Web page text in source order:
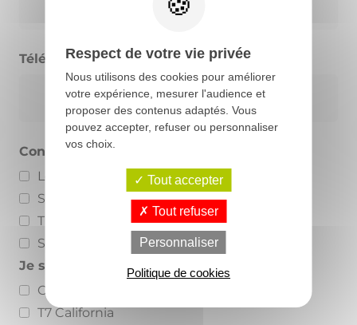
Téléphone*
Concession la plus proche
Le Poiré sur Vie
Saint Herblain
Theix
Saint Nazaire
Je suis intéressé(e) par
Caddy Califonia
T7 California
Respect de votre vie privée
Nous utilisons des cookies pour améliorer
votre expérience, mesurer l'audience et
proposer des contenus adaptés. Vous
pouvez accepter, refuser ou personnaliser
vos choix.
Tout accepter
Tout refuser
Personnaliser
Politique de cookies